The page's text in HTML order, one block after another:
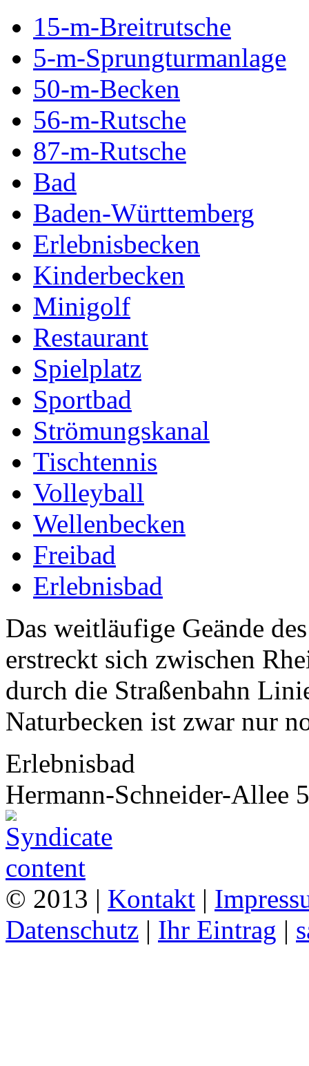
15-m-Breitrutsche
5-m-Sprungturmanlage
50-m-Becken
56-m-Rutsche
87-m-Rutsche
Bad
Baden-Württemberg
Erlebnisbecken
Kinderbecken
Minigolf
Restaurant
Spielplatz
Sportbad
Strömungskanal
Tischtennis
Volleyball
Wellenbecken
Freibad
Erlebnisbad
Das weitläufige Geände
erstreckt sich zwischen
durch die Straßenbahn
Naturbecken ist zwar nur
Erlebnisbad
Hermann-Schneider-Allee
© 2013 | Kontakt |
Datenschutz | Ihr Eintrag |